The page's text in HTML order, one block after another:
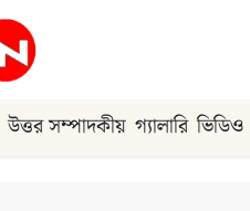
উত্তর সম্পাদকীয় গ্যালারি ভিডিও